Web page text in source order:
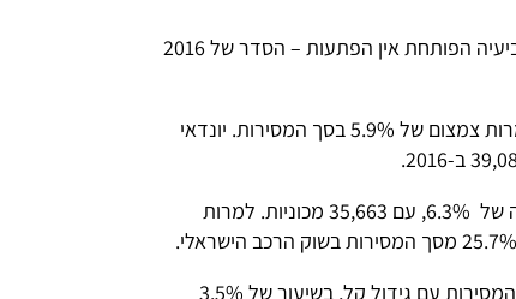
בחינת סדר המותגים בטבלת המכירות מגלה שברביעיה הפותחת אין הפתעות – הסדר של 2016
הוא המותג הנמכר ביותר בישראל, וזאת למרות צמצום של 5.9% בסך המסירות. יונדאי
נרשמה ירידה, במקרה זה של 6.3%, עם 35,663 מכוניות. למרות
מוסיפה לשמור על המקום השלישי בטבלת המסירות עם גידול קל, בשיעור של 3.5%